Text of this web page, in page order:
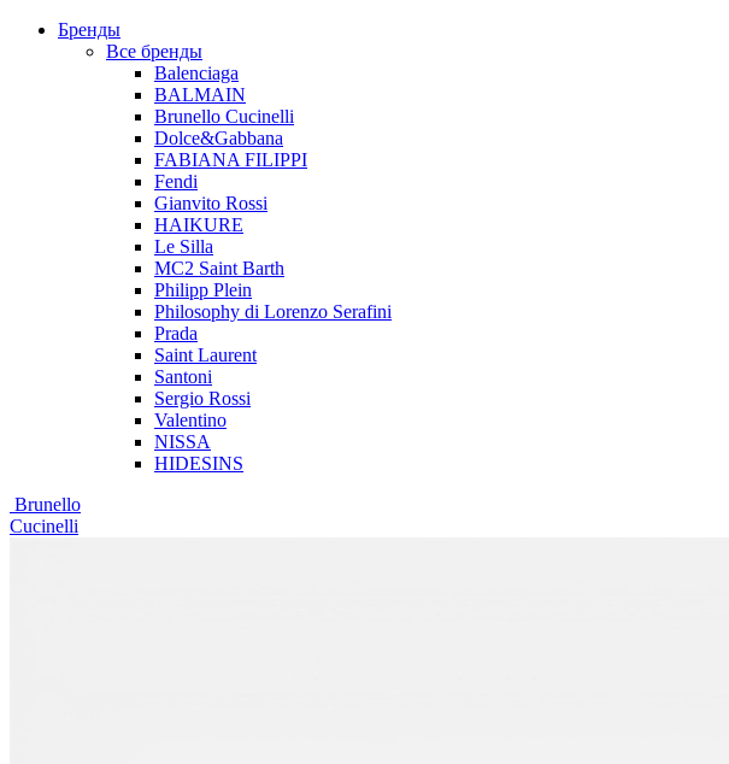
Бренды
Все бренды
Balenciaga
BALMAIN
Brunello Cucinelli
Dolce&Gabbana
FABIANA FILIPPI
Fendi
Gianvito Rossi
HAIKURE
Le Silla
MC2 Saint Barth
Philipp Plein
Philosophy di Lorenzo Serafini
Prada
Saint Laurent
Santoni
Sergio Rossi
Valentino
NISSA
HIDESINS
Brunello
Cucinelli